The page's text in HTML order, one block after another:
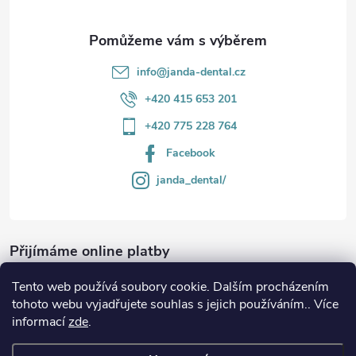
Tento web používá soubory cookie. Dalším procházením
tohoto webu vyjadřujete souhlas s jejich používáním.. Více
informacízde.
info@janda-dental.cz
+420 415 653 201
+420 775 228 764
Facebook
janda_dental/
Přijímáme online platby